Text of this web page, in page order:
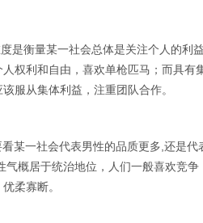
衡量某一社会总体是关注个人的利
权利和自由，喜欢单枪匹马；而具有
服从集体利益，注重团队合作。
一社会代表男性的品质更多,还是代
概居于统治地位，人们一般喜欢竞争
柔寡断。